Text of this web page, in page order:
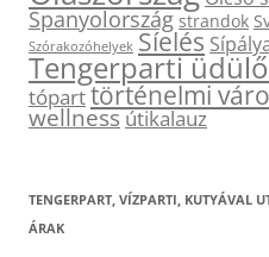
Spanyolország strandok
Szórakozóhelyek Síelés
Tengerparti
tóparttörténelmi
wellnessútikalauz
TENGERPART, VÍZPARTI, KUTYÁVAL
ÁRAK